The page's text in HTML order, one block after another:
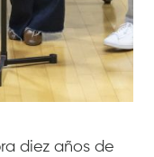
diez años de